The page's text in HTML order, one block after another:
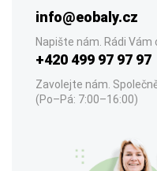
info@eobaly.cz
Napište nám. Rádi
+420 499 97 97 97
Zavolejte nám.
(Po–Pá: 7:00–16:00)